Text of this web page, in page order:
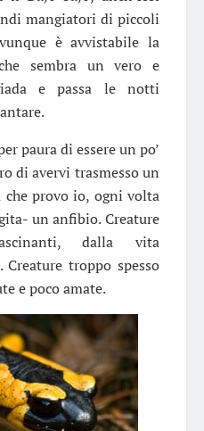
mangiatori di piccoli
è avvistabile la
sembra un vero e
e passa le notti
paura di essere un po’
di avervi trasmesso un
che provo io, ogni volta
un anfibio. Creature
dalla vita
troppo spesso
e poco amate.